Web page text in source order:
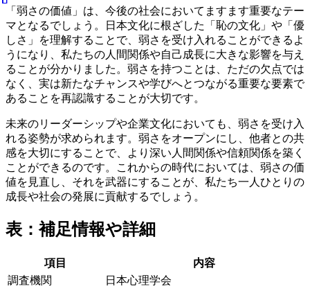
「弱さの価値」は、今後の社会においてますます重要なテー
マとなるでしょう。日本文化に根ざした「恥の文化」や「優
しさ」を理解することで、弱さを受け入れることができるよ
うになり、私たちの人間関係や自己成長に大きな影響を与え
ることが分かりました。弱さを持つことは、ただの欠点では
なく、実は新たなチャンスや学びへとつながる重要な要素で
あることを再認識することが大切です。
未来のリーダーシップや企業文化においても、弱さを受け入
れる姿勢が求められます。弱さをオープンにし、他者との共
感を大切にすることで、より深い人間関係や信頼関係を築く
ことができるのです。これからの時代においては、弱さの価
値を見直し、それを武器にすることが、私たち一人ひとりの
成長や社会の発展に貢献するでしょう。
表：補足情報や詳細
項目
内容
調査機関
日本心理学会